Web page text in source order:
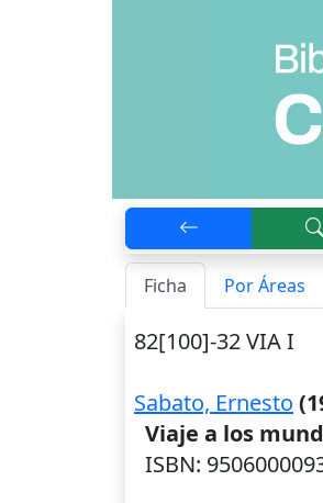
Ficha Por Áreas
82[100]-32 VIA I
Sabato, Ernesto
Viaje a los
ISBN: